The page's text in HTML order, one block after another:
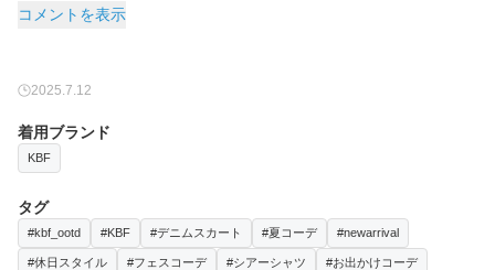
コメントを表示
2025.7.12
着用ブランド
KBF
タグ
#kbf_ootd #KBF #デニムスカート #夏コーデ #newarrival
#休日スタイル #フェスコーデ #シアーシャツ #お出かけコーデ